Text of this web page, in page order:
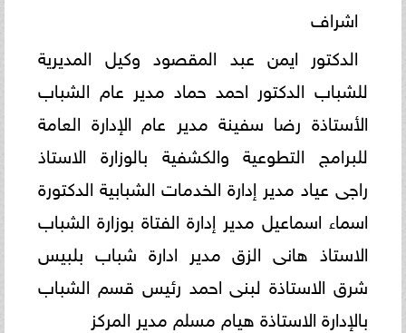
اشراف
الدكتور ايمن عبد المقصود وكيل المديرية
للشباب الدكتور احمد حماد مدير عام الشباب
الأستاذة رضا سفينة مدير عام الإدارة العامة
للبرامج التطوعية والكشفية بالوزارة الاستاذ
راجى عياد مدير إدارة الخدمات الشبابية الدكتورة
اسماء اسماعيل مدير إدارة الفتاة بوزارة الشباب
الاستاذ هانى الزق مدير ادارة شباب بلبيس
شرق الاستاذة لبنى احمد رئيس قسم الشباب
بالإدارة الاستاذة هيام مسلم مدير المركز